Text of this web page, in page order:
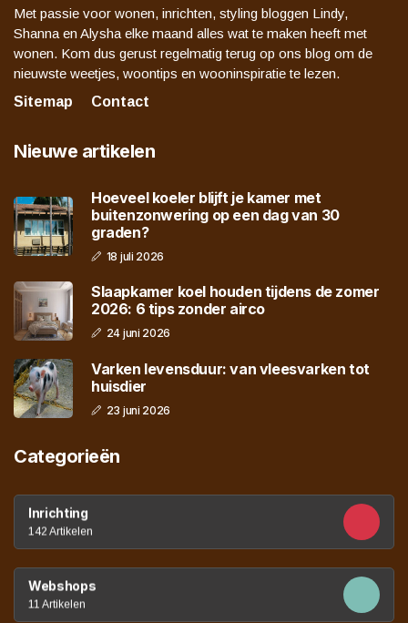
Met passie voor wonen, inrichten, styling bloggen Lindy,
Shanna en Alysha elke maand alles wat te maken heeft met
wonen. Kom dus gerust regelmatig terug op ons blog om de
nieuwste weetjes, woontips en wooninspiratie te lezen.
Sitemap
Contact
Nieuwe artikelen
Hoeveel koeler blijft je kamer met
buitenzonwering op een dag van 30
graden?
18 juli 2026
Slaapkamer koel houden tijdens de zomer
2026: 6 tips zonder airco
24 juni 2026
Varken levensduur: van vleesvarken tot
huisdier
23 juni 2026
Categorieën
Inrichting
142 Artikelen
Webshops
11 Artikelen